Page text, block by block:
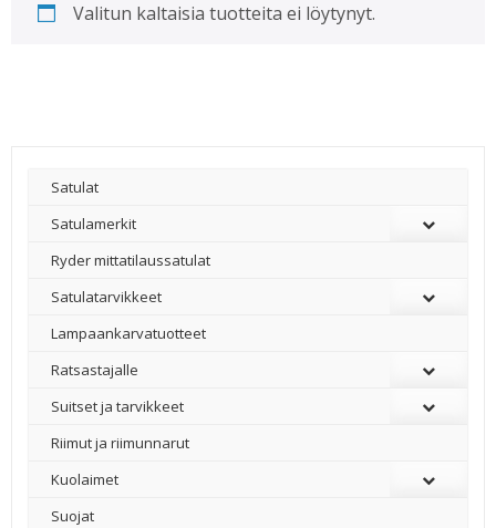
Valitun kaltaisia tuotteita ei löytynyt.
Satulat
Satulamerkit
Ryder mittatilaussatulat
Satulatarvikkeet
–
Lampaankarvatuotteet
Ratsastajalle
Suitset ja tarvikkeet
Riimut ja riimunnarut
Kuolaimet
Suojat